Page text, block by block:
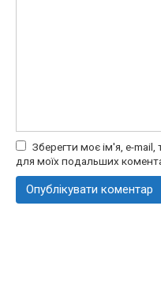
Зберегти моє ім'я, e-mail,
для моїх подальших